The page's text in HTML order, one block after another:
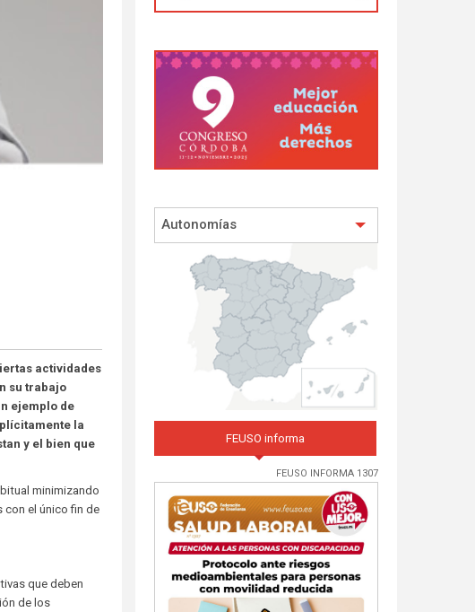
actividades
su trabajo
ejemplo de
la
y el bien que
minimizando
con el único fin de
que deben
de los
Autonomías
FEUSO informa
FEUSO INFORMA 1307